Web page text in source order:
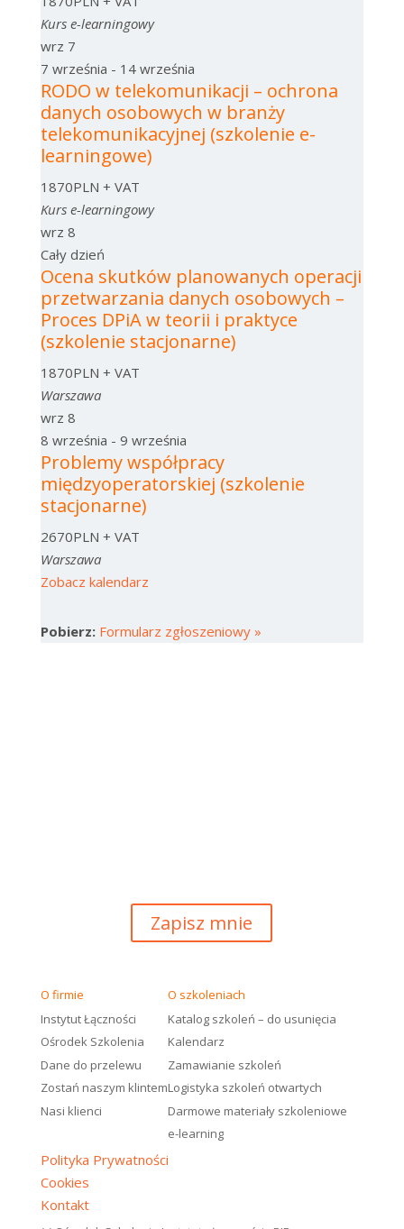
Kurs e-learningowy
wrz 7
7 września - 14 września
RODO w telekomunikacji – ochrona
danych osobowych w branży
telekomunikacyjnej (szkolenie e-
learningowe)
1870PLN + VAT
Kurs e-learningowy
wrz 8
Cały dzień
Ocena skutków planowanych operacji
przetwarzania danych osobowych –
Proces DPiA w teorii i praktyce
(szkolenie stacjonarne)
1870PLN + VAT
Warszawa
wrz 8
8 września - 9 września
Problemy współpracy
międzyoperatorskiej (szkolenie
stacjonarne)
2670PLN + VAT
Warszawa
Zobacz kalendarz
Pobierz: Formularz zgłoszeniowy »
Zapisz mnie
O firmie
Instytut Łączności
Ośrodek Szkolenia
Dane do przelewu
Zostań naszym klintem
Nasi klienci
O szkoleniach
Katalog szkoleń – do usunięcia
Kalendarz
Zamawianie szkoleń
Logistyka szkoleń otwartych
Darmowe materiały szkoleniowe
e-learning
Polityka Prywatności
Cookies
Kontakt